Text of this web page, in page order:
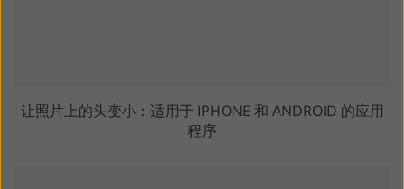
让照片上的头变小：适用于 IPHONE 和 ANDROID 的应用
程序